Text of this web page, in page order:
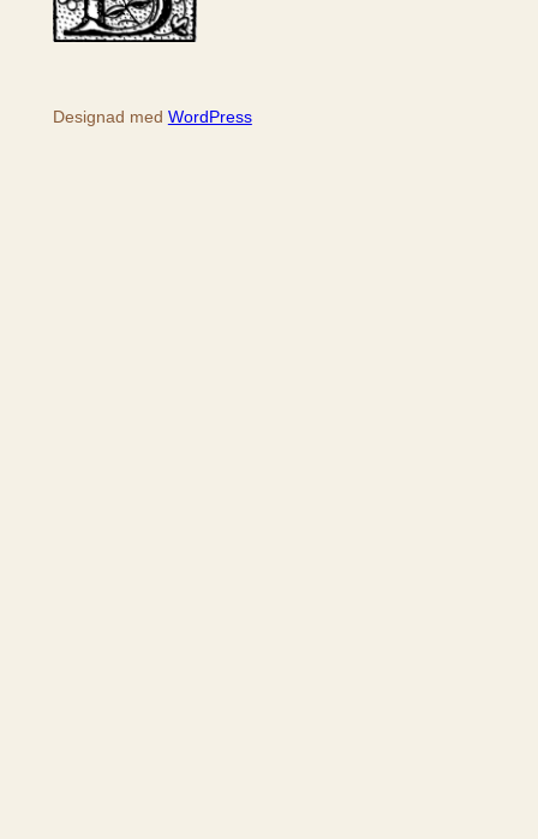
Designad med WordPress